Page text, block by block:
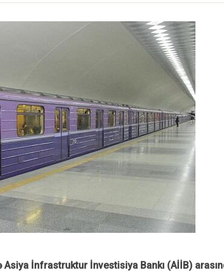
İnfrastruktur İnvestisiya Bankı (AİİB)